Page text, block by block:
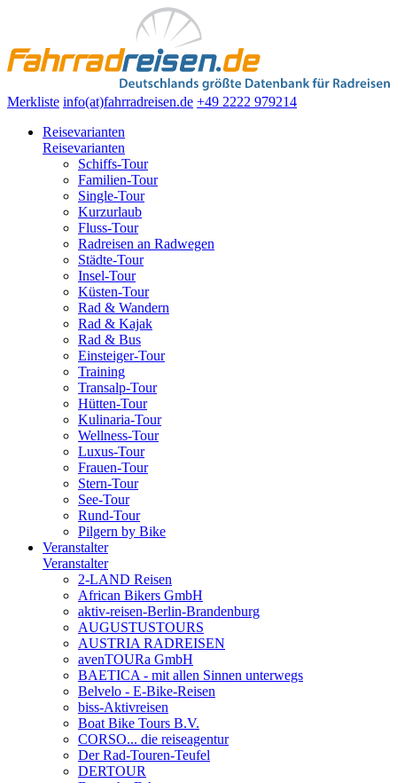
Merkliste info(at)fahrradreisen.de +49 2222 979214
Reisevarianten
Reisevarianten
Schiffs-Tour
Familien-Tour
Single-Tour
Kurzurlaub
Fluss-Tour
Radreisen an Radwegen
Städte-Tour
Insel-Tour
Küsten-Tour
Rad & Wandern
Rad & Kajak
Rad & Bus
Einsteiger-Tour
Training
Transalp-Tour
Hütten-Tour
Kulinaria-Tour
Wellness-Tour
Luxus-Tour
Frauen-Tour
Stern-Tour
See-Tour
Rund-Tour
Pilgern by Bike
Veranstalter
Veranstalter
2-LAND Reisen
African Bikers GmbH
aktiv-reisen-Berlin-Brandenburg
AUGUSTUSTOURS
AUSTRIA RADREISEN
avenTOURa GmbH
BAETICA - mit allen Sinnen unterwegs
Belvelo - E-Bike-Reisen
biss-Aktivreisen
Boat Bike Tours B.V.
CORSO... die reiseagentur
Der Rad-Touren-Teufel
DERTOUR